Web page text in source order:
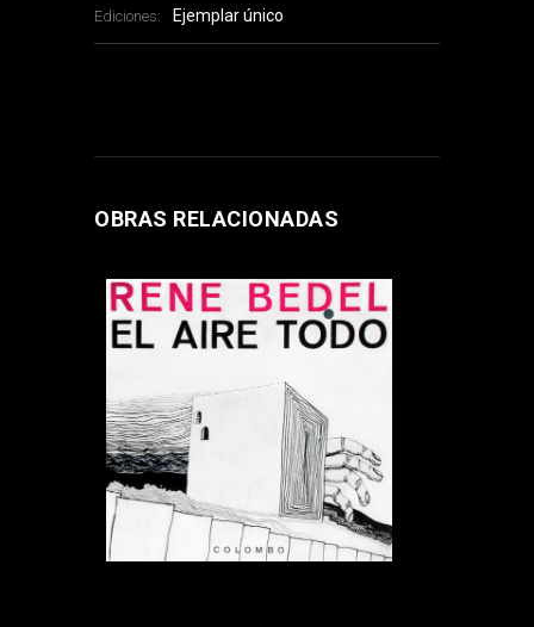
Ediciones: Ejemplar único
OBRAS RELACIONADAS